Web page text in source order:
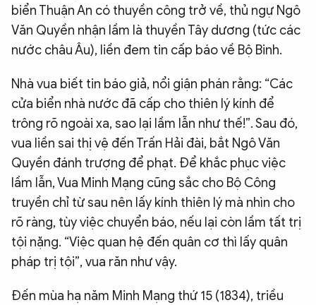
biển Thuận An có thuyền công trở về, thủ ngự Ngô
Văn Quyền nhận lầm là thuyền Tây dương (tức các
nước châu Âu), liền đem tin cấp báo về Bộ Binh.
Nhà vua biết tin báo giả, nổi giận phán rằng: “Các
cửa biển nhà nước đã cấp cho thiên lý kính để
trông rõ ngoài xa, sao lại lầm lẫn như thế!”. Sau đó,
vua liền sai thị vệ đến Trấn Hải đài, bắt Ngô Văn
Quyền đánh trượng để phạt. Để khắc phục việc
lầm lẫn, Vua Minh Mạng cũng sắc cho Bộ Công
truyền chỉ từ sau nên lấy kính thiên lý mà nhìn cho
rõ ràng, tùy việc chuyển báo, nếu lại còn lầm tất trị
tội nặng. “Việc quan hệ đến quân cơ thì lấy quân
pháp trị tội”, vua răn như vậy.
Đến mùa hạ năm Minh Mạng thứ 15 (1834), triều